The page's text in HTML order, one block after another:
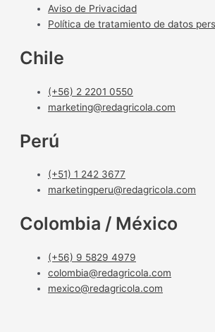
Aviso de Privacidad
Política de tratamiento de datos
Chile
(+56) 2 2201 0550
marketing@redagricola.com
Perú
(+51) 1 242 3677
marketingperu@redagricola.com
Colombia / México
(+56) 9 5829 4979
colombia@redagricola.com
mexico@redagricola.com